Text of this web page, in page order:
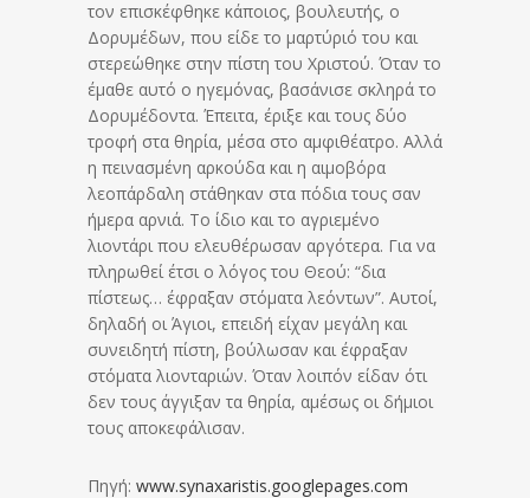
τον επισκέφθηκε κάποιος, βουλευτής, ο
Δορυμέδων, που είδε το μαρτύριό του και
στερεώθηκε στην πίστη του Χριστού. Όταν το
έμαθε αυτό ο ηγεμόνας, βασάνισε σκληρά το
Δορυμέδοντα. Έπειτα, έριξε και τους δύο
τροφή στα θηρία, μέσα στο αμφιθέατρο. Αλλά
η πεινασμένη αρκούδα και η αιμοβόρα
λεοπάρδαλη στάθηκαν στα πόδια τους σαν
ήμερα αρνιά. Το ίδιο και το αγριεμένο
λιοντάρι που ελευθέρωσαν αργότερα. Για να
πληρωθεί έτσι ο λόγος του Θεού: “δια
πίστεως… έφραξαν στόματα λεόντων”. Αυτοί,
δηλαδή οι Άγιοι, επειδή είχαν μεγάλη και
συνειδητή πίστη, βούλωσαν και έφραξαν
στόματα λιονταριών. Όταν λοιπόν είδαν ότι
δεν τους άγγιξαν τα θηρία, αμέσως οι δήμιοι
τους αποκεφάλισαν.
Πηγή: www.synaxaristis.googlepages.com